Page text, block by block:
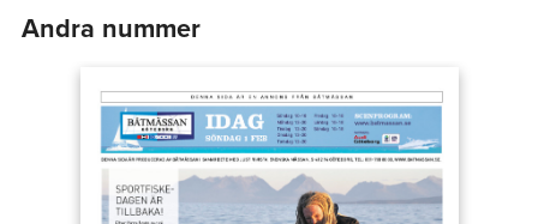
Andra nummer